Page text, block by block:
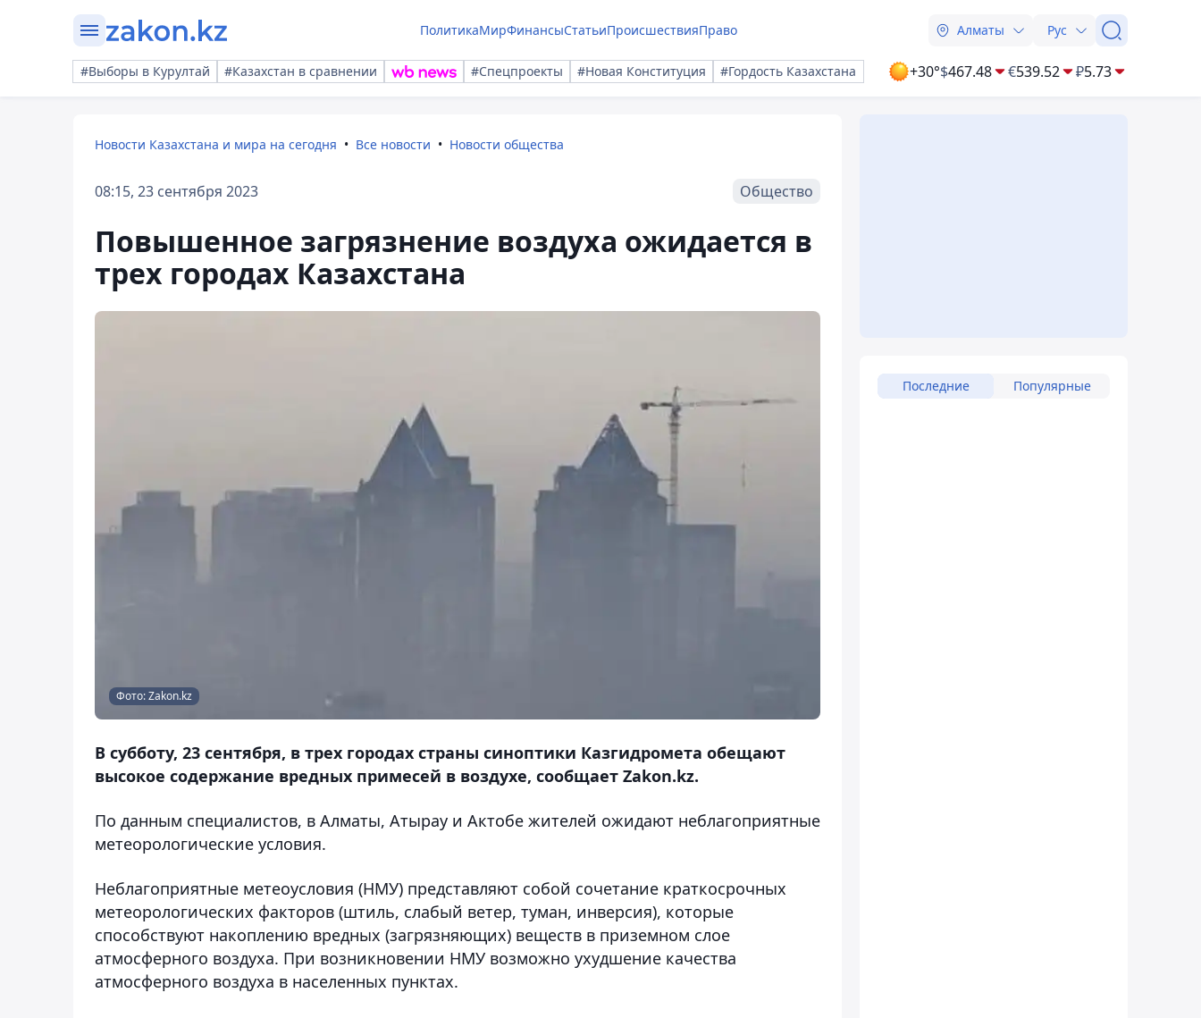
ПолитикаМирФинансыСтатьиПроисшествияПраво Алматы Рус
#Выборы в Курултай #Казахстан в сравнении #Спецпроекты #Новая Конституция #Гордость Казахстана +30°$467.48 €539.52 ₽5.73
Новости Казахстана и мира на сегодня Все новости Новости общества
08:15, 23 сентября 2023 Общество
Повышенное загрязнение воздуха ожидается в
трех городах Казахстана
Фото: Zakon.kz
В субботу, 23 сентября, в трех городах страны синоптики Казгидромета обещают
высокое содержание вредных примесей в воздухе, сообщает Zakon.kz.
По данным специалистов, в Алматы, Атырау и Актобе жителей ожидают неблагоприятные
метеорологические условия.
Неблагоприятные метеоусловия (НМУ) представляют собой сочетание краткосрочных
метеорологических факторов (штиль, слабый ветер, туман, инверсия), которые
способствуют накоплению вредных (загрязняющих) веществ в приземном слое
атмосферного воздуха. При возникновении НМУ возможно ухудшение качества
атмосферного воздуха в населенных пунктах.
Последние Популярные